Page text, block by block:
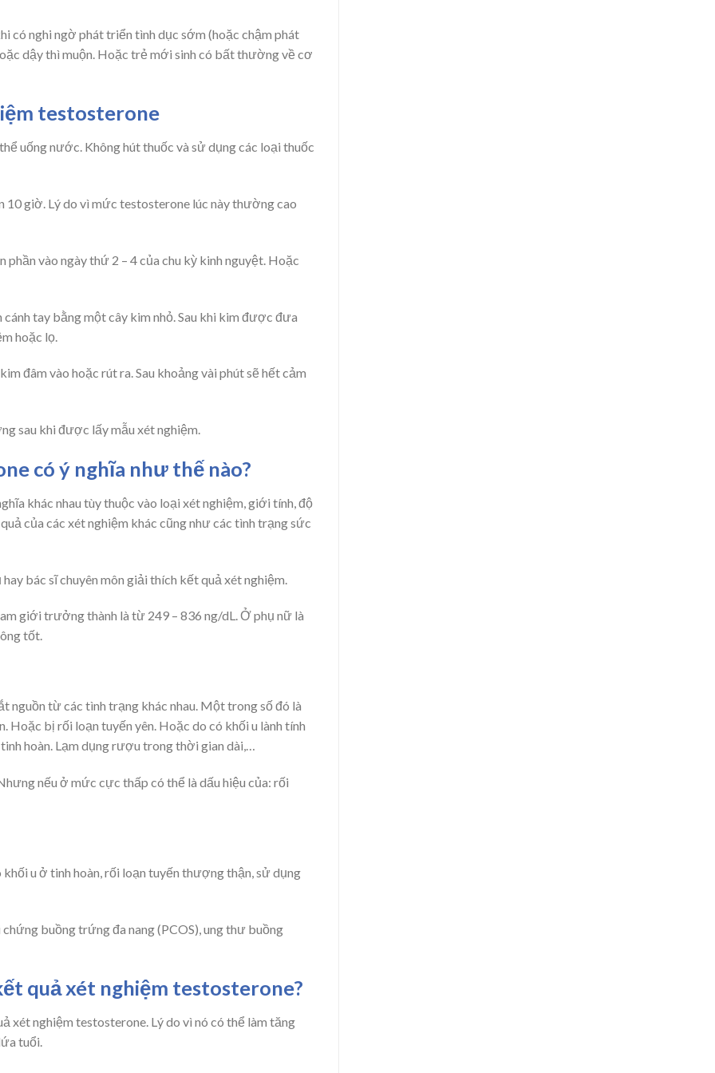
có nghi ngờ phát triển tình dục sớm (hoặc chậm phát
dậy thì muộn. Hoặc trẻ mới sinh có bất thường về cơ
testosterone
uống nước. Không hút thuốc và sử dụng các loại thuốc
giờ. Lý do vì mức testosterone lúc này thường cao
vào ngày thứ 2 – 4 của chu kỳ kinh nguyệt. Hoặc
tay bằng một cây kim nhỏ. Sau khi kim được đưa
hoặc lọ.
đâm vào hoặc rút ra. Sau khoảng vài phút sẽ hết cảm
sau khi được lấy mẫu xét nghiệm.
có ý nghĩa như thế nào?
khác nhau tùy thuộc vào loại xét nghiệm, giới tính, độ
của các xét nghiệm khác cũng như các tình trạng sức
bác sĩ chuyên môn giải thích kết quả xét nghiệm.
giới trưởng thành là từ 249 – 836 ng/dL. Ở phụ nữ là
tốt.
nguồn từ các tình trạng khác nhau. Một trong số đó là
Hoặc bị rối loạn tuyến yên. Hoặc do có khối u lành tính
hoàn. Lạm dụng rượu trong thời gian dài,…
nếu ở mức cực thấp có thể là dấu hiệu của: rối
u ở tinh hoàn, rối loạn tuyến thượng thận, sử dụng
buồng trứng đa nang (PCOS), ung thư buồng
quả xét nghiệm testosterone?
nghiệm testosterone. Lý do vì nó có thể làm tăng
tuổi.